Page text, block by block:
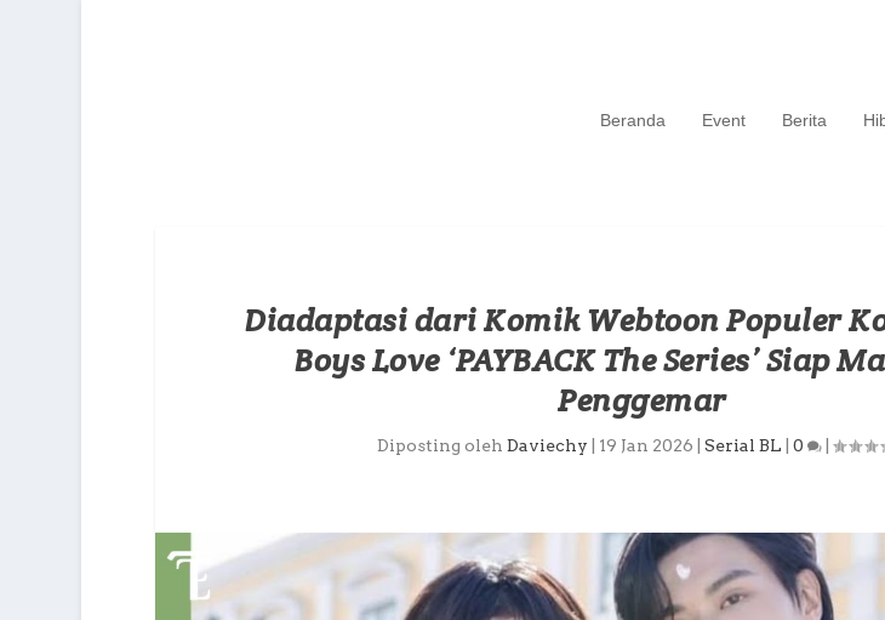
Beranda Event Berita
Diadaptasi dari Komik Webtoon Populer
Boys Love ‘PAYBACK The Series’ Siap
Penggemar
Diposting oleh Daviechy 19 Jan 2026 Serial BL 0 |